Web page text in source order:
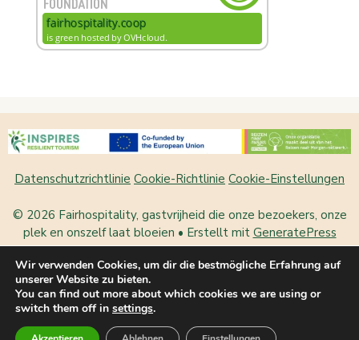
Datenschutzrichtlinie Cookie-Richtlinie Cookie-Einstellungen
© 2026 Fairhospitality, gastvrijheid die onze bezoekers, onze
plek en onszelf laat bloeien • Erstellt mit GeneratePress
Wir verwenden Cookies, um dir die bestmögliche Erfahrung auf
unserer Website zu bieten.
You can find out more about which cookies we are using or
switch them off in settings.
Nederlands Niederländisch
English(Englisch) Français(Französisch
Deutsch